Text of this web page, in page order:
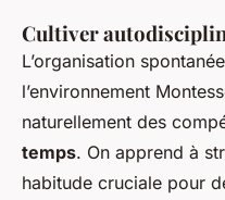
Cultiver
L’organisation
l’environnement
naturellement des
temps. On apprend à
habitude cruciale pour